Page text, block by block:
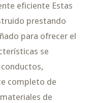
eficiente Estas
prestando
para ofrecer el
se
completo de
de